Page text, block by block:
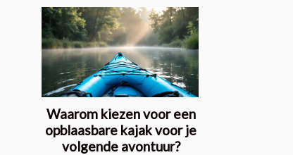
Waarom kiezen voor een
opblaasbare kajak voor je
volgende avontuur?